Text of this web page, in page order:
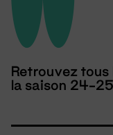
Retrouvez tous
la saison 24-25